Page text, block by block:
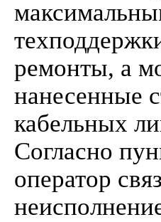
ремонты, а
нанесенные
кабельных
Согласно
оператор